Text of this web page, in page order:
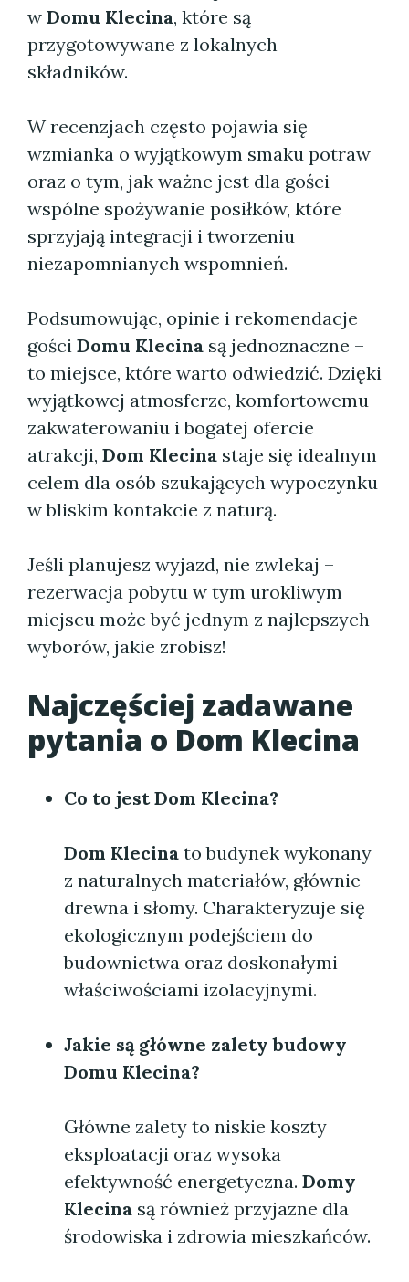
w Domu Klecina, które są
przygotowywane z lokalnych
składników.
W recenzjach często pojawia się
wzmianka o wyjątkowym smaku potraw
oraz o tym, jak ważne jest dla gości
wspólne spożywanie posiłków, które
sprzyjają integracji i tworzeniu
niezapomnianych wspomnień.
Podsumowując, opinie i rekomendacje
gości Domu Klecina są jednoznaczne –
to miejsce, które warto odwiedzić. Dzięki
wyjątkowej atmosferze, komfortowemu
zakwaterowaniu i bogatej ofercie
atrakcji, Dom Klecina staje się idealnym
celem dla osób szukających wypoczynku
w bliskim kontakcie z naturą.
Jeśli planujesz wyjazd, nie zwlekaj –
rezerwacja pobytu w tym urokliwym
miejscu może być jednym z najlepszych
wyborów, jakie zrobisz!
Najczęściej zadawane
pytania o Dom Klecina
Co to jestDom Klecina?
Dom Klecina to budynek wykonany
z naturalnych materiałów, głównie
drewna i słomy. Charakteryzuje się
ekologicznym podejściem do
budownictwa oraz doskonałymi
właściwościami izolacyjnymi.
Jakie są główne zalety budowy
Domu Klecina?
Główne zalety to niskie koszty
eksploatacji oraz wysoka
efektywność energetyczna. Domy
Klecina są również przyjazne dla
środowiska i zdrowia mieszkańców.